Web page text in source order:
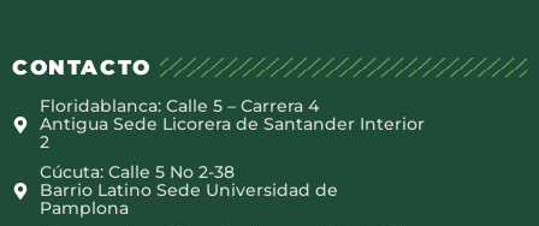
CONTACTO
Floridablanca: Calle 5 – Carrera 4
Antigua Sede Licorera de Santander Interior
2
Cúcuta: Calle 5 No 2-38
Barrio Latino Sede Universidad de
Pamplona